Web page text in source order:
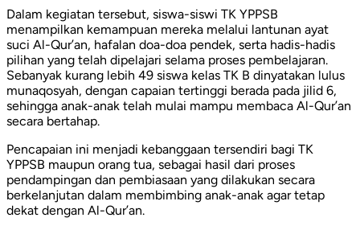
Dalam kegiatan tersebut, siswa-siswi TK YPPSB
menampilkan kemampuan mereka melalui lantunan ayat
suci Al-Qur’an, hafalan doa-doa pendek, serta hadis-hadis
pilihan yang telah dipelajari selama proses pembelajaran.
Sebanyak kurang lebih 49 siswa kelas TK B dinyatakan lulus
munaqosyah, dengan capaian tertinggi berada pada jilid 6,
sehingga anak-anak telah mulai mampu membaca Al-Qur’an
secara bertahap.
Pencapaian ini menjadi kebanggaan tersendiri bagi TK
YPPSB maupun orang tua, sebagai hasil dari proses
pendampingan dan pembiasaan yang dilakukan secara
berkelanjutan dalam membimbing anak-anak agar tetap
dekat dengan Al-Qur’an.